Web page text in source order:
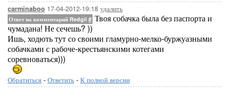
carminaboo 17-04-2012-19:18 удалить
Ответ на комментарий Redgii # Твоя собачка была без паспорта и
чумадана! Не сечешь? ))
Ишь, ходють тут со своими гламурно-мелко-буржуазными
собачками с рабоче-крестьянскими котегами
соревноваться)))
Обратиться - Ответить - К полной версии